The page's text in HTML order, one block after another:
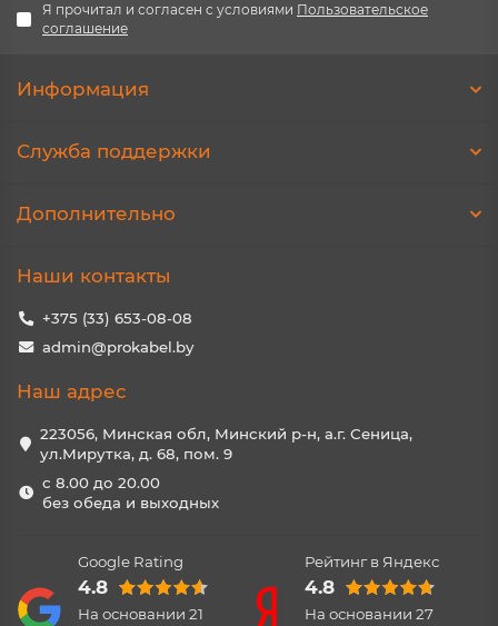
Я прочитал и согласен с условиями Пользовательское
соглашение
Информация
Служба поддержки
Дополнительно
Наши контакты
+375 (33) 653-08-08
admin@prokabel.by
Наш адрес
223056, Минская обл, Минский р-н, а.г. Сеница,
ул.Мирутка, д. 68, пом. 9
с 8.00 до 20.00
без обеда и выходных
Google Rating
4.8
На основании 21
Рейтинг в Яндекс
4.8
На основании 27